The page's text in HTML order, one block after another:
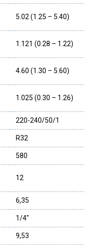
5.02 (1.25 – 5.40)
1.121 (0.28 – 1.22)
4.60 (1.30 – 5.60)
1.025 (0.30 – 1.26)
220-240/50/1
R32
580
12
6,35
1/4″
9,53